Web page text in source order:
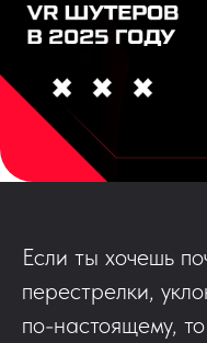
Если ты хочешь
перестрелки,
по-настоящему,